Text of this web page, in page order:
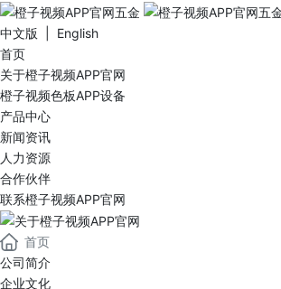
中文版 | English
首页
关于橙子视频APP官网
橙子视频色板APP设备
产品中心
新闻资讯
人力资源
合作伙伴
联系橙子视频APP官网
首页
公司简介
企业文化